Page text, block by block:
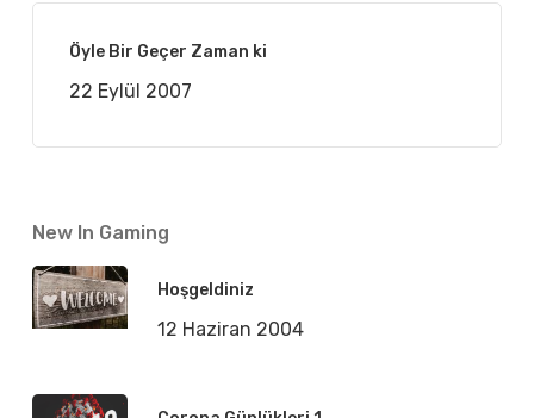
Öyle Bir Geçer Zaman ki
22 Eylül 2007
New In Gaming
Hoşgeldiniz
12 Haziran 2004